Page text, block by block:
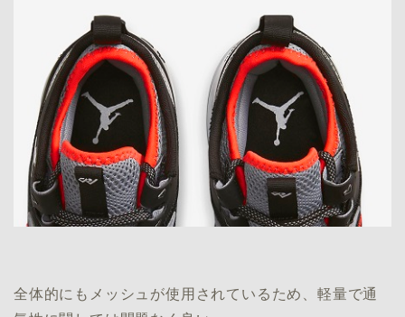
全体的にもメッシュが使用されているため、軽量で通